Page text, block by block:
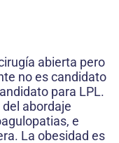
abierta pero
no es candidato
para LPL.
abordaje
e
La obesidad es